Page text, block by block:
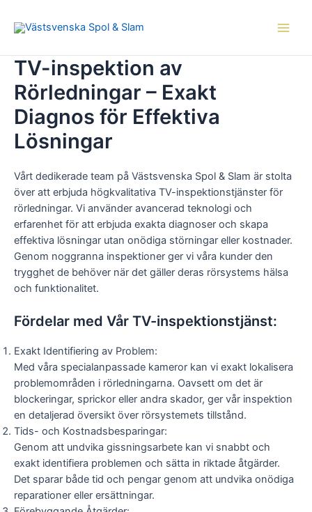
TV-inspektion av
Rörledningar – Exakt
Diagnos för Effektiva
Lösningar
Vårt dedikerade team på Västsvenska Spol & Slam är stolta
över att erbjuda högkvalitativa TV-inspektionstjänster för
rörledningar. Vi använder avancerad teknologi och
erfarenhet för att erbjuda exakta diagnoser och skapa
effektiva lösningar utan onödiga störningar eller kostnader.
Genom noggranna inspektioner ger vi våra kunder den
trygghet de behöver när det gäller deras rörsystems hälsa
och funktionalitet.
Fördelar med Vår TV-inspektionstjänst:
Exakt Identifiering av Problem:
Med våra specialanpassade kameror kan vi exakt lokalisera
problemområden i rörledningarna. Oavsett om det är
blockeringar, sprickor eller andra skador, ger vår inspektion
en detaljerad översikt över rörsystemets tillstånd.
Tids- och Kostnadsbesparingar:
Genom att undvika gissningsarbete kan vi snabbt och
exakt identifiera problemen och sätta in riktade åtgärder.
Det sparar både tid och pengar genom att undvika onödiga
reparationer eller ersättningar.